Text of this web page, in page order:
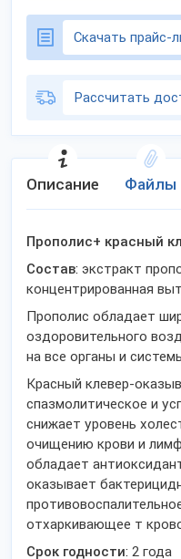
Скачать прайс-
Рассчитать
Описание Файлы
Прополис+ красный
Состав: экстракт
концентрированная
Прополис обладает
оздоровительного
на все органы и
Красный клевер-
спазмолитическое и
снижает уровень
очищению крови и
обладает
оказывает
отхаркивающее т
Срок годности: 2 года